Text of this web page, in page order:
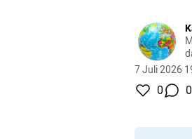
7 Juli 2026
0 0